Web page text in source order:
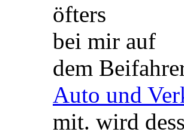
öfters
bei mir auf
dem
Auto und
mit. wird